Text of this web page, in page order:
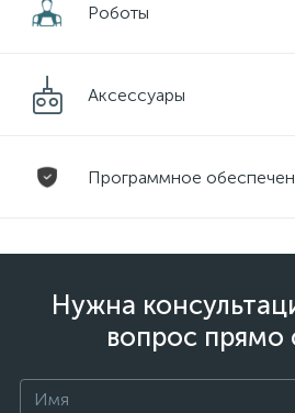
Роботы
Аксессуары
Программное
Нужна
вопрос прямо